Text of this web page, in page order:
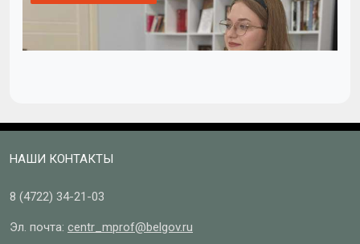
НАШИ КОНТАКТЫ
8 (4722) 34-21-03
Эл. почта: centr_mprof@belgov.ru